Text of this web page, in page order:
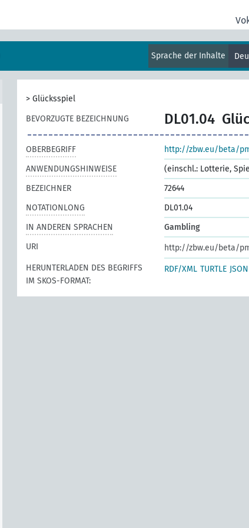
Sprache der Inhalte
> Glücksspiel
BEVORZUGTE BEZEICHNUNG
DL01.04
OBERBEGRIFF
http://zbw.eu/beta/
ANWENDUNGSHINWEISE
(einschl.: Lotterie,
BEZEICHNER
72644
NOTATIONLONG
DL01.04
IN ANDEREN SPRACHEN
Gambling
URI
http://zbw.eu/beta/
HERUNTERLADEN DES BEGRIFFS
IM SKOS-FORMAT:
RDF/XML TURTLE